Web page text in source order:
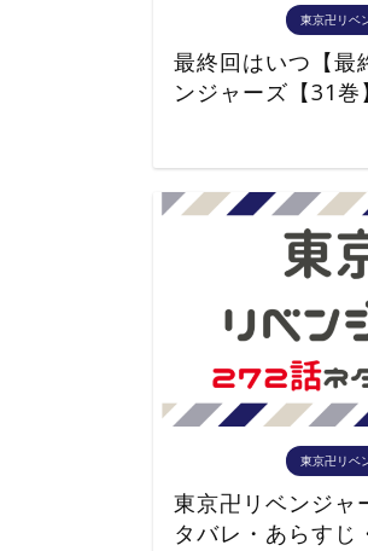
東京卍リベ
最終回はいつ【最
ンジャーズ【31
東京卍リベ
東京卍リベンジャ
タバレ・あらすじ